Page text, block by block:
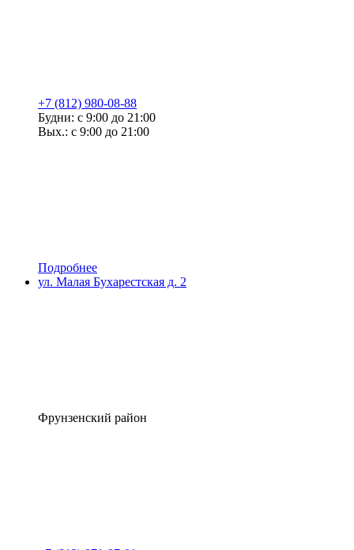
+7 (812) 980-08-88
Будни: с 9:00 до 21:00
Вых.: с 9:00 до 21:00
Подробнее
ул. Малая Бухарестская д. 2
Фрунзенский район